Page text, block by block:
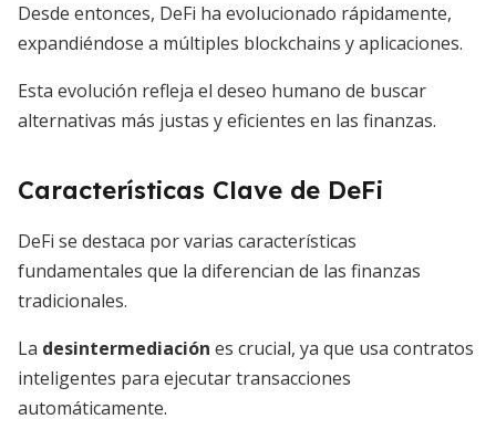
Desde entonces, DeFi ha evolucionado rápidamente,
expandiéndose a múltiples blockchains y aplicaciones.
Esta evolución refleja el deseo humano de buscar
alternativas más justas y eficientes en las finanzas.
Características Clave de DeFi
DeFi se destaca por varias características
fundamentales que la diferencian de las finanzas
tradicionales.
La desintermediación es crucial, ya que usa contratos
inteligentes para ejecutar transacciones
automáticamente.